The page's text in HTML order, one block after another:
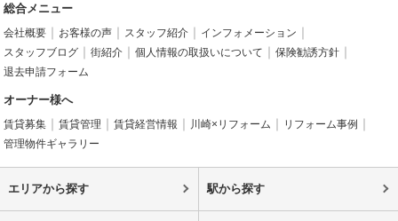
総合メニュー
会社概要 お客様の声 スタッフ紹介
インフォメーション
スタッフブログ
街紹介 個人情報の取扱いについて
保険勧誘方針
退去申請フォーム
オーナー様へ
賃貸募集 賃貸管理 賃貸経営情報 川崎×リフォーム
リフォーム事例
管理物件ギャラリー
エリアから探す 駅から探す